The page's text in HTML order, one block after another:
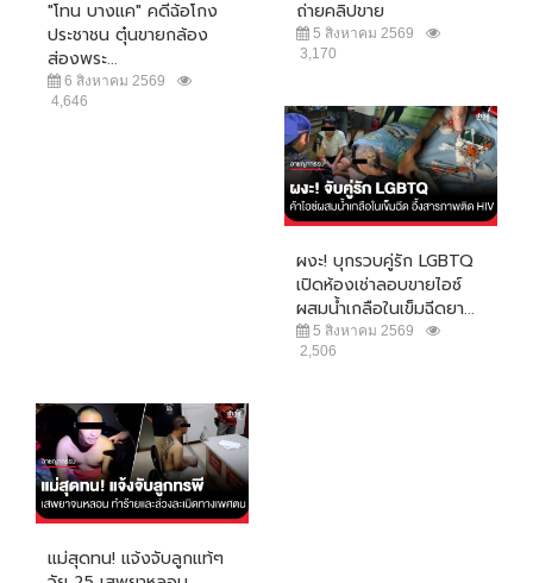
"โทน บางแค" คดีฉ้อโกง
ประชาชน ตุ๋นขายกล้อง
ส่องพระ...
6 สิงหาคม 2569
4,646
ถ่ายคลิปขาย
5 สิงหาคม 2569
3,170
ผงะ! บุกรวบคู่รัก LGBTQ
เปิดห้องเช่าลอบขายไอซ์
ผสมน้ำเกลือในเข็มฉีดยา...
5 สิงหาคม 2569
2,506
แม่สุดทน! แจ้งจับลูกแท้ๆ